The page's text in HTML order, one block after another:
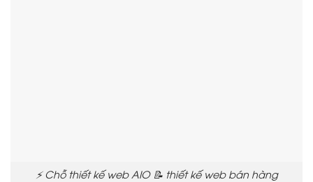
⚡ Chỗ thiết kế web AIO 📝 thiết kế web bán hàng